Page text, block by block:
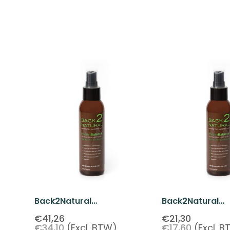
Back2Natural
HydroBalance Spray-On
€41,26
Back2Natural
HydroBalance
€21,30